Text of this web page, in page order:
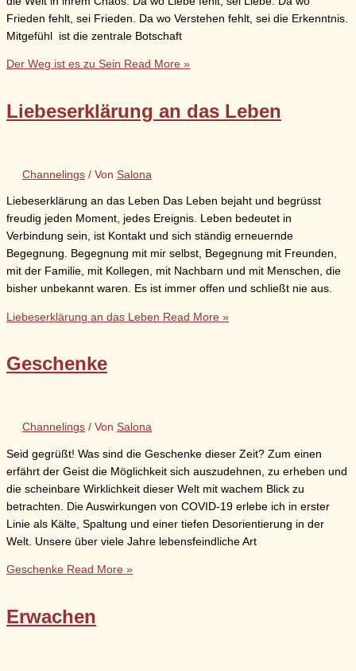
Frieden fehlt, sei Frieden. Da wo Verstehen fehlt, sei die Erkenntnis.
Mitgefühl ist die zentrale Botschaft
Der Weg ist es zu Sein Read More »
Liebeserklärung an das Leben
Channelings / Von Salona
Liebeserklärung an das Leben Das Leben bejaht und begrüsst
freudig jeden Moment, jedes Ereignis. Leben bedeutet in
Verbindung sein, ist Kontakt und sich ständig erneuernde
Begegnung. Begegnung mit mir selbst, Begegnung mit Freunden,
mit der Familie, mit Kollegen, mit Nachbarn und mit Menschen, die
bisher unbekannt waren. Es ist immer offen und schließt nie aus.
Liebeserklärung an das Leben Read More »
Geschenke
Channelings / Von Salona
Seid gegrüßt! Was sind die Geschenke dieser Zeit? Zum einen
erfährt der Geist die Möglichkeit sich auszudehnen, zu erheben und
die scheinbare Wirklichkeit dieser Welt mit wachem Blick zu
betrachten. Die Auswirkungen von COVID-19 erlebe ich in erster
Linie als Kälte, Spaltung und einer tiefen Desorientierung in der
Welt. Unsere über viele Jahre lebensfeindliche Art
Geschenke Read More »
Erwachen